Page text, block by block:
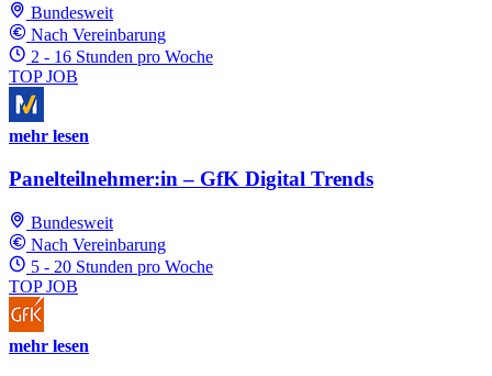
Bundesweit
Nach Vereinbarung
2 - 16 Stunden pro Woche
TOP JOB
mehr lesen
Panelteilnehmer:in – GfK Digital Trends
Bundesweit
Nach Vereinbarung
5 - 20 Stunden pro Woche
TOP JOB
mehr lesen